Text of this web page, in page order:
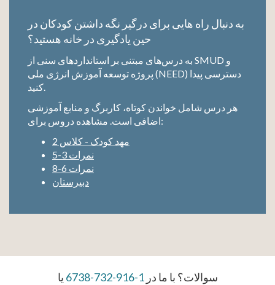
به دنبال راه هایی برای درگیر نگه داشتن کودکان در
حین یادگیری در خانه هستید؟
به درس‌های مبتنی بر استانداردهای سنی از SMUD و
پروژه توسعه آموزش انرژی ملی (NEED) دسترسی پیدا
کنید.
هر درس شامل خواندن کوتاه، کاربرگ و منابع آموزشی
اضافی است. مشاهده دروس برای:
مهد کودک - کلاس 2
نمرات 3-5
نمرات 6-8
دبیرستان
سوالات؟ با ما در1-916-732-6738
یا